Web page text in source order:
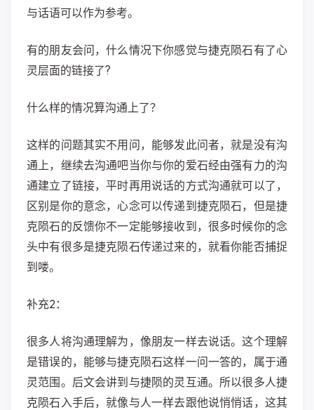
与话语可以作为参考。
有的朋友会问，什么情况下你感觉与捷克陨石有了心
灵层面的链接了?
什么样的情况算沟通上了？
这样的问题其实不用问，能够发此问者，就是没有沟
通上，继续去沟通吧当你与你的爱石经由强有力的沟
通建立了链接，平时再用说话的方式沟通就可以了，
区别是你的意念，心念可以传递到捷克陨石，但是捷
克陨石的反馈你不一定能够接收到，很多时候你的念
头中有很多是捷克陨石传递过来的，就看你能否捕捉
到喽。
补充2：
很多人将沟通理解为，像朋友一样去说话。这个理解
是错误的，能够与捷克陨石这样一问一答的，属于通
灵范围。后文会讲到与捷陨的灵互通。所以很多人捷
克陨石入手后，就像与人一样去跟他说悄悄话，这其